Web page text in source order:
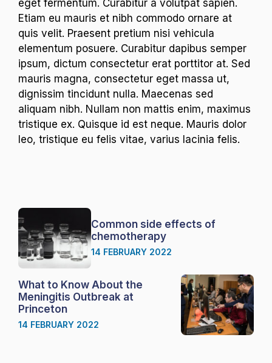
eget fermentum. Curabitur a volutpat sapien.
Etiam eu mauris et nibh commodo ornare at
quis velit. Praesent pretium nisi vehicula
elementum posuere. Curabitur dapibus semper
ipsum, dictum consectetur erat porttitor at. Sed
mauris magna, consectetur eget massa ut,
dignissim tincidunt nulla. Maecenas sed
aliquam nibh. Nullam non mattis enim, maximus
tristique ex. Quisque id est neque. Mauris dolor
leo, tristique eu felis vitae, varius lacinia felis.
Common side effects of
chemotherapy
14 FEBRUARY 2022
What to Know About the
Meningitis Outbreak at
Princeton
14 FEBRUARY 2022